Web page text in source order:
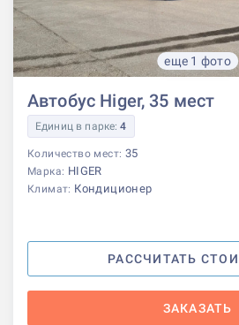
еще 1 фото
Автобус Higer, 35 мест
Единиц в парке:4
Количество мест: 35
Марка: HIGER
Климат: Кондиционер
РАССЧИТАТЬ
ЗАКАЗАТЬ